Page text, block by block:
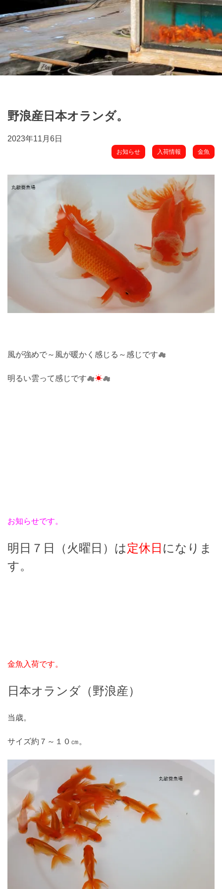
野浪産日本オランダ。
2023年11月6日
お知らせ 入荷情報 金魚
風が強めで～風が暖かく感じる～感じです☁
明るい雲って感じです☁☀☁
お知らせです。
明日７日（火曜日）は定休日 になりま
す。
金魚入荷です。
日本オランダ（野浪産）
当歳。
サイズ約７～１０㎝。